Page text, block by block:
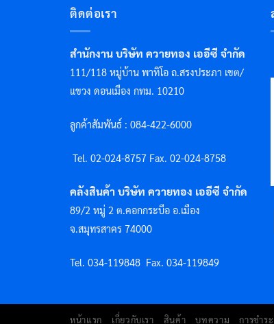
ติดต่อเรา
สำนักงาน บริษัท ควายทอง เออีซี จำกัด
111/118 หมู่บ้าน พาทิโอ ถ.สรงประภา เขต/
แขวง ดอนเมือง กทม. 10210
ลูกค้าสัมพันธ์ : 084-422-6000
Tel. 02-024-8757 Fax. 02-024-8758
คลังสินค้า บริษัท ควายทอง เออีซี จำกัด
89/2 หมู่ 2 ต.คอกกระบือ อ.เมือง
จ.สมุทรสาคร 74000
Tel. 034-119848 Fax. 034-119849
หน้าแรก เกี่ยวกับเรา สินค้า บทความ การชำร